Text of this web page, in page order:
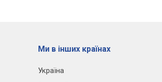
Ми в інших країнах
Україна